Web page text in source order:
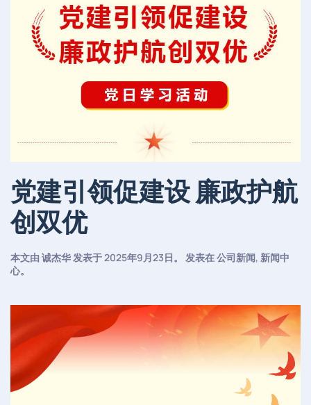
党建引领促建设 廉政护航
创双优
本文由 诚杰华发表于2025年9月23日。 发表在公司新闻, 新闻中
心。